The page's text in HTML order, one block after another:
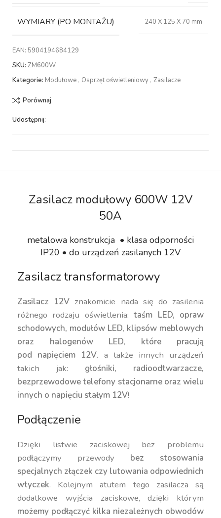
WYMIARY (PO MONTAŻU) 240 X 125 X 70 mm
EAN: 5904194684129
SKU:ZM600W
Kategorie: Modułowe, Osprzęt oświetleniowy, Zasilacze
Porównaj
Udostępnij:
Zasilacz modułowy 600W 12V
50A
metalowa konstrukcja • klasa odporności
IP20 • do urządzeń zasilanych 12V
Zasilacz transformatorowy
Zasilacz 12V znakomicie nada się do zasilenia
różnego rodzaju oświetlenia:taśm LED, opraw
schodowych, modułów LED, klipsów meblowych
oraz halogenów LED, które pracują
pod napięciem 12V. a także innych urządzeń
takich jak: głośniki, radioodtwarzacze,
bezprzewodowe telefony stacjonarne oraz wielu
innych o napięciu stałym 12V!
Podłączenie
Dzięki listwie zaciskowej bez problemu
podłączymy przewody bez stosowania
specjalnych złączek czy lutowania odpowiednich
wtyczek. Kolejnym atutem tego zasilacza są
dodatkowe wyjścia zaciskowe, dzięki którym
możemy podłączyć kilka niezależnych obwodów